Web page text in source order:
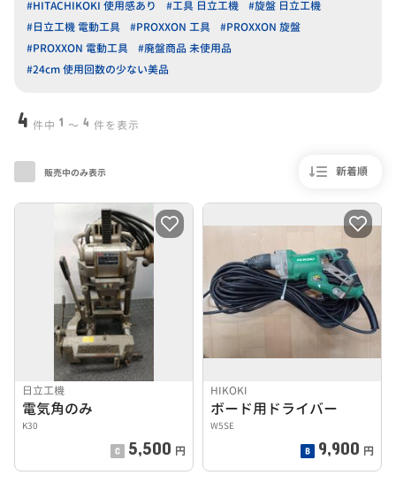
#HITACHIKOKI 使用感あり
#工具 日立工機
#旋盤 日立工機
#日立工機 電動工具
#PROXXON 工具
#PROXXON 旋盤
#PROXXON 電動工具
#廃盤商品 未使用品
#24cm 使用回数の少ない美品
4 件中 1 〜 4 件を表示
新着順
販売中のみ表示
日立工機
電気角のみ
K30
5,500 円
HIKOKI
ボード用ドライバー
W5SE
9,900 円